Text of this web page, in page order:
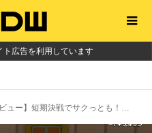
ト広告を利用しています
っとも！『スーパー マリオパーティ ジャンボリー Nintendo Switch 2 Edition ＋ ジャンボリーTV』